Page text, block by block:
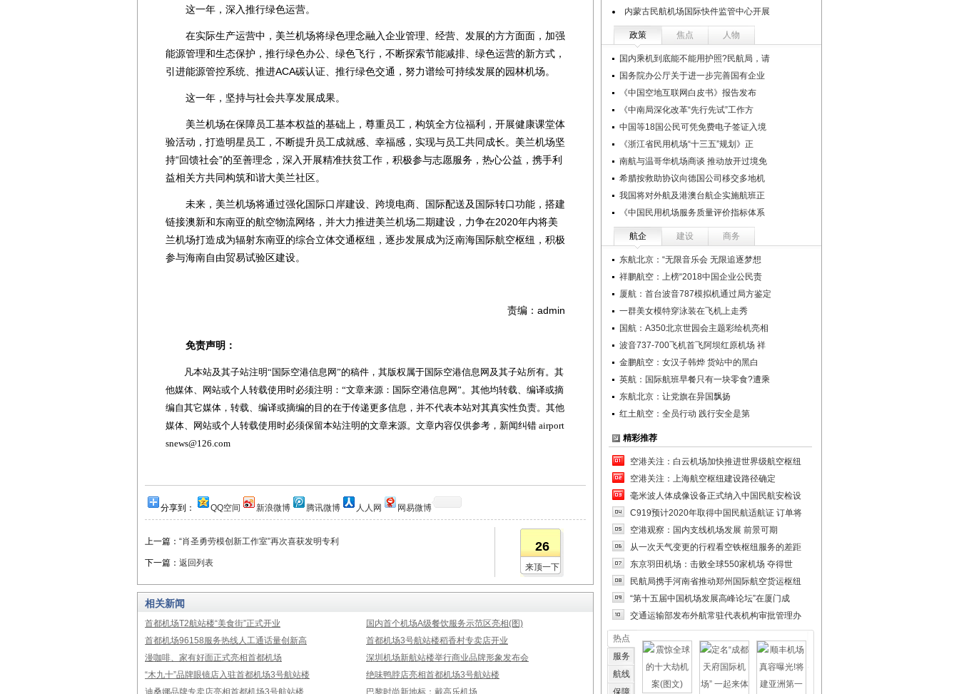
这一年，深入推行绿色运营。
在实际生产运营中，美兰机场将绿色理念融入企业管理、经营、发展的方方面面，加强
能源管理和生态保护，推行绿色办公、绿色飞行，不断探索节能减排、绿色运营的新方式，
引进能源管控系统、推进ACA碳认证、推行绿色交通，努力谱绘可持续发展的园林机场。
这一年，坚持与社会共享发展成果。
美兰机场在保障员工基本权益的基础上，尊重员工，构筑全方位福利，开展健康课堂体
验活动，打造明星员工，不断提升员工成就感、幸福感，实现与员工共同成长。美兰机场坚
持“回馈社会”的至善理念，深入开展精准扶贫工作，积极参与志愿服务，热心公益，携手利
益相关方共同构筑和谐大美兰社区。
未来，美兰机场将通过强化国际口岸建设、跨境电商、国际配送及国际转口功能，搭建
链接澳新和东南亚的航空物流网络，并大力推进美兰机场二期建设，力争在2020年内将美
兰机场打造成为辐射东南亚的综合立体交通枢纽，逐步发展成为泛南海国际航空枢纽，积极
参与海南自由贸易试验区建设。
责编：admin
免责声明：
凡本站及其子站注明“国际空港信息网”的稿件，其版权属于国际空港信息网及其子站所有。其
他媒体、网站或个人转载使用时必须注明：“文章来源：国际空港信息网”。其他均转载、编译或摘
编自其它媒体，转载、编译或摘编的目的在于传递更多信息，并不代表本站对其真实性负责。其他
媒体、网站或个人转载使用时必须保留本站注明的文章来源。文章内容仅供参考，新闻纠错 airport
snews@126.com
分享到： QQ空间 新浪微博 腾讯微博 人人网 网易微博
上一篇： “肖圣勇劳模创新工作室”再次喜获发明专利
下一篇： 返回列表
26
来顶一下
相关新闻
首都机场T2航站楼“美食街”正式开业
国内首个机场A级餐饮服务示范区亮相(图)
首都机场96158服务热线人工通话量创新高
首都机场3号航站楼稻香村专卖店开业
漫咖啡、家有好面正式亮相首都机场
深圳机场新航站楼举行商业品牌形象发布会
“木九十”品牌眼镜店入驻首都机场3号航站楼
绝味鸭脖店亮相首都机场3号航站楼
迪桑娜品牌专卖店亮相首都机场3号航站楼
巴黎时尚新地标：戴高乐机场
内蒙古民航机场国际快件监管中心开展
政策 焦点 人物
国内乘机到底能不能用护照?民航局，请
国务院办公厅关于进一步完善国有企业
《中国空地互联网白皮书》报告发布
《中南局深化改革“先行先试”工作方
中国等18国公民可凭免费电子签证入境
《浙江省民用机场“十三五”规划》正
南航与温哥华机场商谈 推动放开过境免
希腊按救助协议向德国公司移交多地机
我国将对外航及港澳台航企实施航班正
《中国民用机场服务质量评价指标体系
航企 建设 商务
东航北京：“无限音乐会 无限追逐梦想
祥鹏航空：上榜“2018中国企业公民责
厦航：首台波音787模拟机通过局方鉴定
一群美女模特穿泳装在飞机上走秀
国航：A350北京世园会主题彩绘机亮相
波音737-700飞机首飞阿坝红原机场 祥
金鹏航空：女汉子韩烨 货站中的黑白
英航：国际航班早餐只有一块零食?遭乘
东航北京：让党旗在异国飘扬
红土航空：全员行动 践行安全是第
精彩推荐
空港关注：白云机场加快推进世界级航空枢纽
空港关注：上海航空枢纽建设路径确定
毫米波人体成像设备正式纳入中国民航安检设
C919预计2020年取得中国民航适航证 订单将
空港观察：国内支线机场发展 前景可期
从一次天气变更的行程看空铁枢纽服务的差距
东京羽田机场：击败全球550家机场 夺得世
民航局携手河南省推动郑州国际航空货运枢纽
“第十五届中国机场发展高峰论坛”在厦门成
交通运输部发布外航常驻代表机构审批管理办
热点
服务
航线
保障